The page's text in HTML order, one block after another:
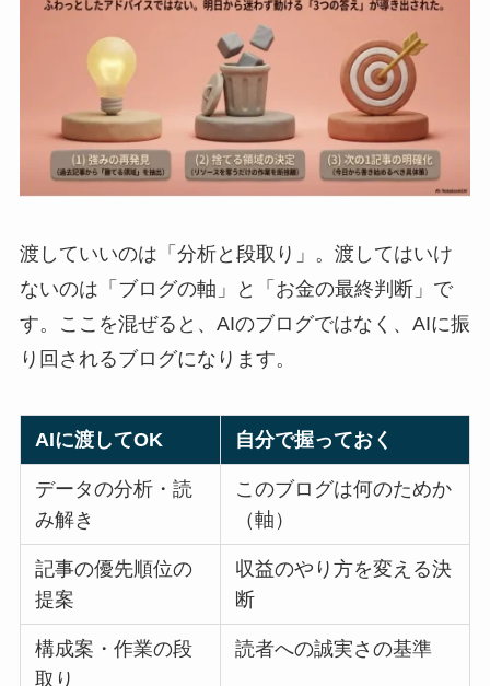
渡していいのは「分析と段取り」。渡してはいけ
ないのは「ブログの軸」と「お金の最終判断」で
す。ここを混ぜると、AIのブログではなく、AIに振
り回されるブログになります。
AIに渡してOK 自分で握っておく
データの分析・読
み解き
このブログは何のためか
（軸）
記事の優先順位の
提案
収益のやり方を変える決
断
構成案・作業の段
取り
読者への誠実さの基準